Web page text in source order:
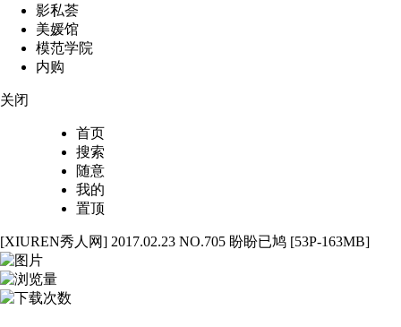
影私荟
美媛馆
模范学院
内购
关闭
首页
搜索
随意
我的
置顶
[XIUREN秀人网] 2017.02.23 NO.705 盼盼已鸠 [53P-163MB]